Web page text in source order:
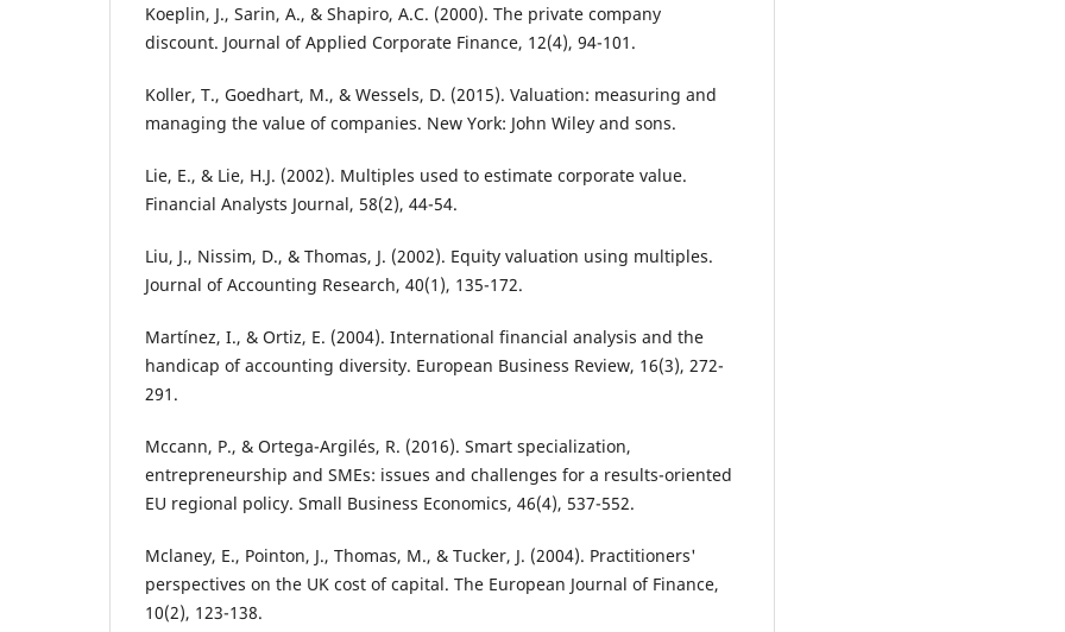
Koeplin, J., Sarin, A., & Shapiro, A.C. (2000). The private company
discount. Journal of Applied Corporate Finance, 12(4), 94-101.
Koller, T., Goedhart, M., & Wessels, D. (2015). Valuation: measuring and
managing the value of companies. New York: John Wiley and sons.
Lie, E., & Lie, H.J. (2002). Multiples used to estimate corporate value.
Financial Analysts Journal, 58(2), 44-54.
Liu, J., Nissim, D., & Thomas, J. (2002). Equity valuation using multiples.
Journal of Accounting Research, 40(1), 135-172.
Martínez, I., & Ortiz, E. (2004). International financial analysis and the
handicap of accounting diversity. European Business Review, 16(3), 272-
291.
Mccann, P., & Ortega-Argilés, R. (2016). Smart specialization,
entrepreneurship and SMEs: issues and challenges for a results-oriented
EU regional policy. Small Business Economics, 46(4), 537-552.
Mclaney, E., Pointon, J., Thomas, M., & Tucker, J. (2004). Practitioners'
perspectives on the UK cost of capital. The European Journal of Finance,
10(2), 123-138.